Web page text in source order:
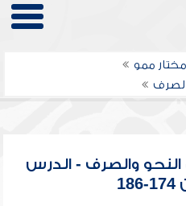
مختار ممو
والصرف - الدرس